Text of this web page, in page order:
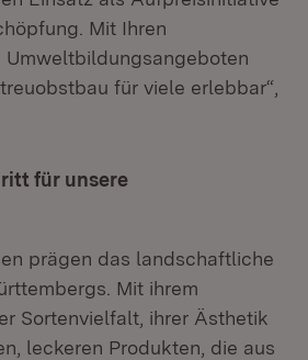
Mit Ihren
Umweltbildungsangeboten
für viele erlebbar“,
für unsere
prägen das landschaftliche
Mit ihrem
Sortenvielfalt, ihrer Ästhetik
leckeren Produkten, die aus